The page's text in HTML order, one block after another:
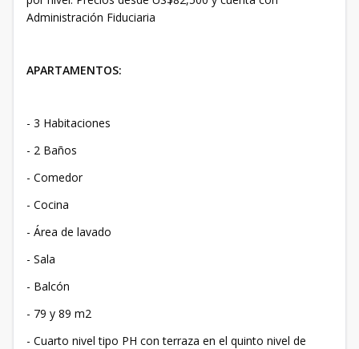
Administración Fiduciaria
APARTAMENTOS:
- 3 Habitaciones
- 2 Baños
- Comedor
- Cocina
- Área de lavado
- Sala
- Balcón
- 79 y 89 m2
- Cuarto nivel tipo PH con terraza en el quinto nivel de